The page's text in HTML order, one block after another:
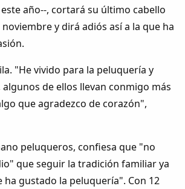
año--, cortará su último cabello
y dirá adiós así a la que ha
"He vivido para la peluquería y
de ellos llevan conmigo más
que agradezco de corazón",
peluqueros, confiesa que "no
que seguir la tradición familiar ya
ha gustado la peluquería". Con 12